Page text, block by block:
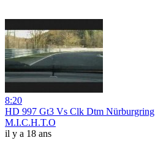
8:20
HD 997 Gt3 Vs Clk Dtm Nürburgring
M.I.C.H.T.O
il y a 18 ans